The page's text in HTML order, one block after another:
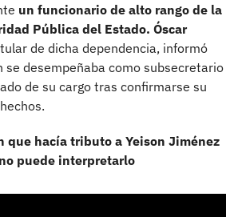
un funcionario de alto rango de la
Pública del Estado. Óscar
de dicha dependencia, informó
se desempeñaba como subsecretario
de su cargo tras confirmarse su
que hacía tributo a Yeison Jiménez
puede interpretarlo